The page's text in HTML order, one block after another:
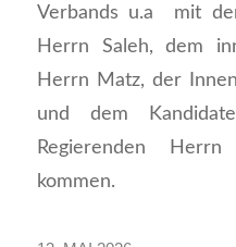
Verbands u.a mit
Herrn Saleh, dem
Herrn Matz, der
und dem
Regierenden
kommen.